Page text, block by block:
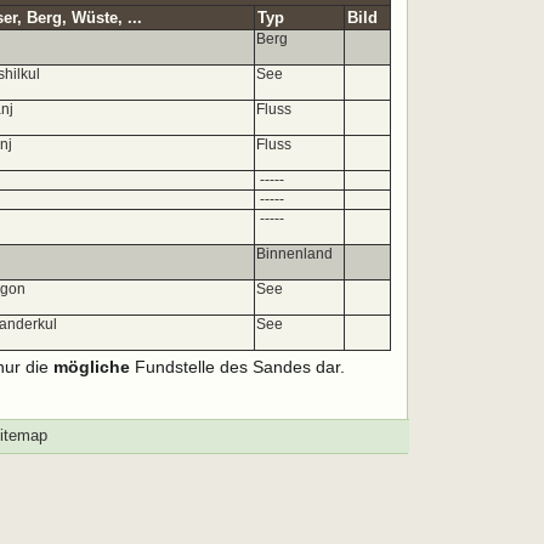
Berg, Wüste, ... Typ Bild
Berg
See
Fluss
Fluss
-----
-----
-----
Binnenland
See
See
die mögliche Fundstelle des Sandes dar.